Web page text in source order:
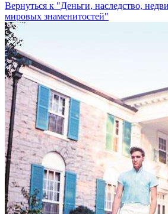
Вернуться к "Деньги, наследство,
мировых знаменитостей"